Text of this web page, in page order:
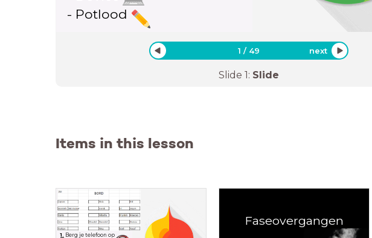
- Potlood
1 / 49 next
Slide 1: Slide
Items in this lesson
1. Berg je telefoonop
Faseovergangen